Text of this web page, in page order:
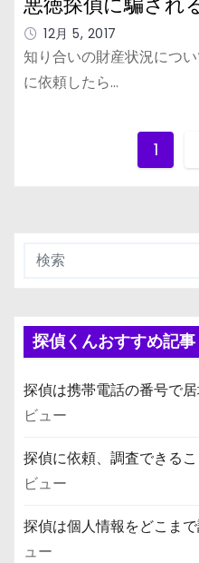
12月 5, 2017
知り合いの財産状況につ
に依頼したら…
投
ー
シ
ン
1
探偵くんおすすめ記事
探偵は携帯電話の番号で
ビュー
探偵に依頼、調査できる
ビュー
探偵は個人情報をどこま
ュー